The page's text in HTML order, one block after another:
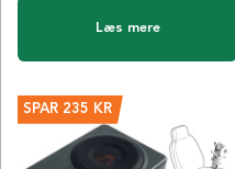
Læs mere
SPAR 235 KR